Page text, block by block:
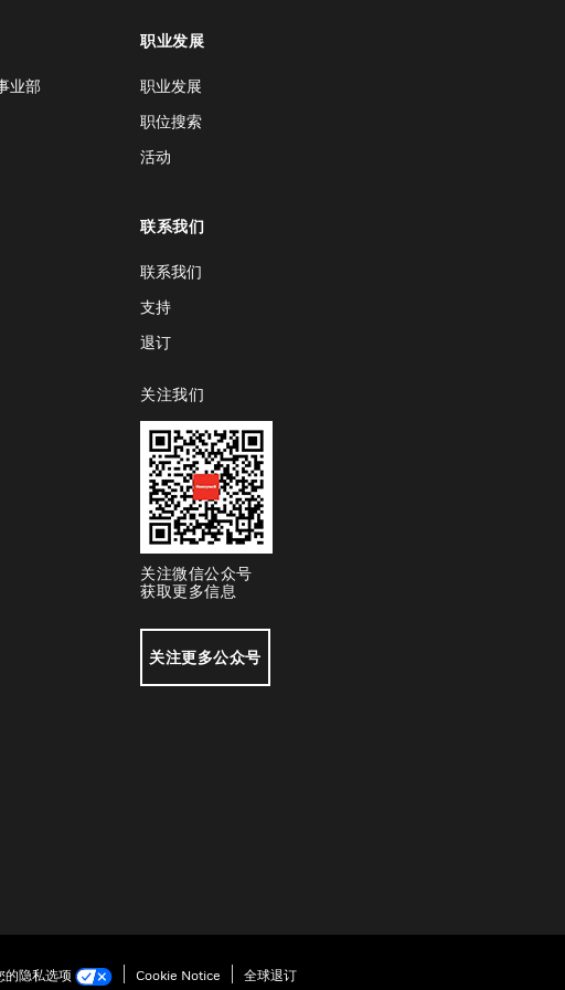
业部
职业发展
职业发展
职位搜索
活动
联系我们
联系我们
支持
退订
关注我们
关注微信公众号
获取更多信息
关注更多公众号
的隐私选项 Cookie Notice 全球退订